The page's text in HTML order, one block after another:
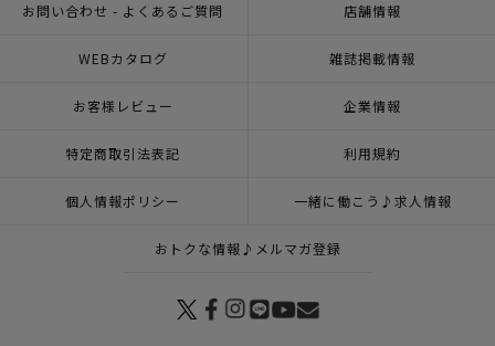
お問い合わせ - よくあるご質問 店舗情報
WEBカタログ 雑誌掲載情報
お客様レビュー 企業情報
特定商取引法表記 利用規約
個人情報ポリシー 一緒に働こう♪求人情報
おトクな情報♪メルマガ登録